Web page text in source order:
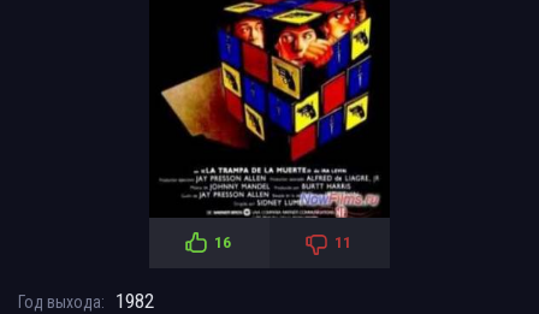
16 11
Год выхода: 1982